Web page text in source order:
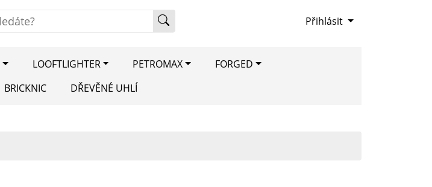
Přihlásit
LOOFTLIGHTER PETROMAX
FORGED
BRICKNIC DŘEVĚNÉ UHLÍ